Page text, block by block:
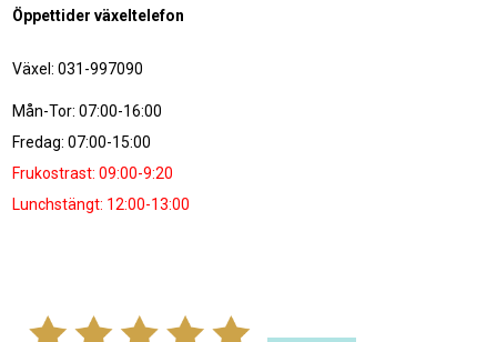
Öppettider växeltelefon
Växel: 031-997090
Mån-Tor: 07:00-16:00
Fredag: 07:00-15:00
Frukostrast: 09:00-9:20
Lunchstängt: 12:00-13:00